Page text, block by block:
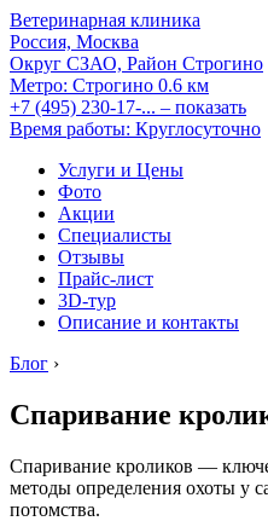
Ветеринарная клиника
Россия, Москва
Округ СЗАО, Район Строгино
Метро: Строгино 0.6 км
+7 (495) 230-17-... – показать
Время работы: Круглосуточно
Услуги и Цены
Фото
Акции
Специалисты
Отзывы
Прайс-лист
3D-тур
Описание и контакты
Блог ›
Спаривание
Спаривание кроликов —
методы определения охоты у
потомства.